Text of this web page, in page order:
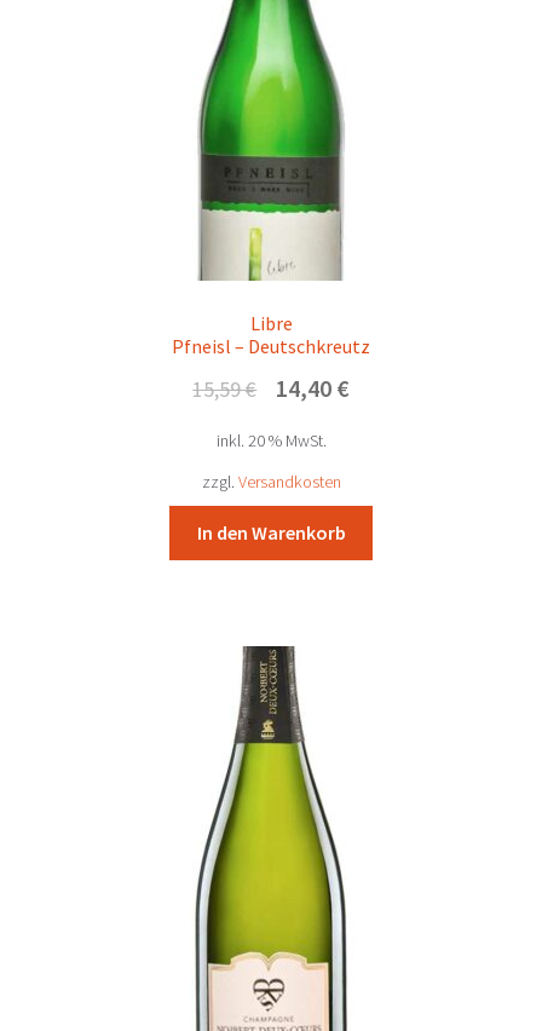
Libre
Pfneisl – Deutschkreutz
15,59€
Ursprünglicher
war:
15,59 €
14,40 €Aktueller
inkl. 20 % MwSt.
zzgl. Versandkosten
In den Warenkorb